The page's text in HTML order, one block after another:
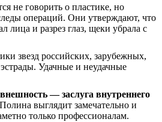
не говорить о пластике, но
операций. Они утверждают, что
лица и разрез глаз, щеки убрала с
— заслуга внутреннего
выглядит замечательно и
только профессионалам.